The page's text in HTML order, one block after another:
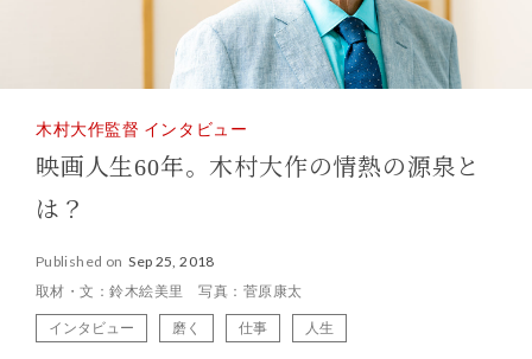
木村大作監督 インタビュー
映画人生60年。 木村大作の情熱の源泉と
は？
Published on Sep 25, 2018
取材・文：鈴木絵美里 写真：菅原康太
インタビュー 磨く 仕事 人生